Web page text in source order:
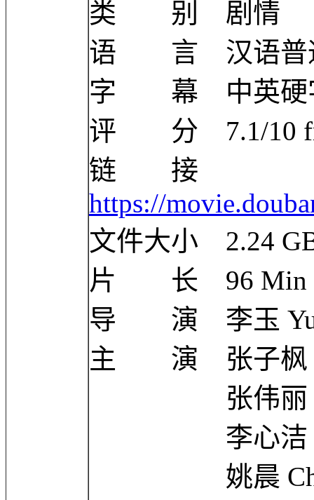
类 别 剧情
语 言 汉语普
字 幕 中英硬
评 分 7.1/10
链 接
https://
文件大小 2.24
片 长 96 Min
导 演 李玉
主 演 张子枫
张伟丽
李心洁
姚晨 Chen